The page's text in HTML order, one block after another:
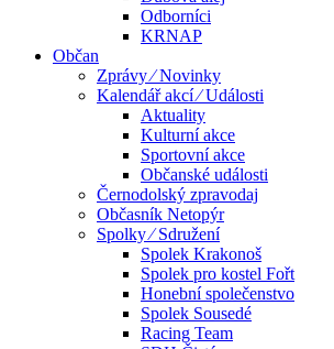
Odborníci
KRNAP
Občan
Zprávy ⁄ Novinky
Kalendář akcí ⁄ Události
Aktuality
Kulturní akce
Sportovní akce
Občanské události
Černodolský zpravodaj
Občasník Netopýr
Spolky ⁄ Sdružení
Spolek Krakonoš
Spolek pro kostel Fořt
Honební společenstvo
Spolek Sousedé
Racing Team